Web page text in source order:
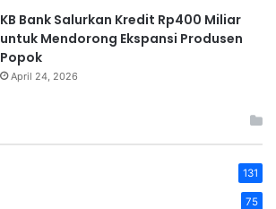
KB Bank Salurkan Kredit Rp400 Miliar
untuk Mendorong Ekspansi Produsen
Popok
April 24, 2026
131
75